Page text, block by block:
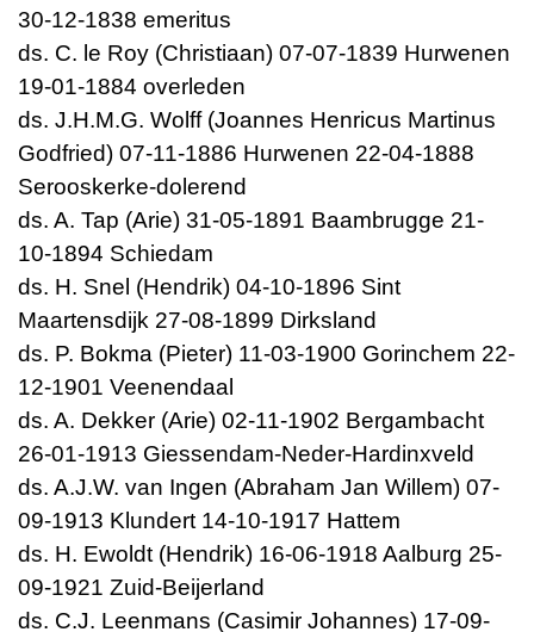
30-12-1838 emeritus
ds. C. le Roy (Christiaan) 07-07-1839 Hurwenen
19-01-1884 overleden
ds. J.H.M.G. Wolff (Joannes Henricus Martinus
Godfried) 07-11-1886 Hurwenen 22-04-1888
Serooskerke-dolerend
ds. A. Tap (Arie) 31-05-1891 Baambrugge 21-
10-1894 Schiedam
ds. H. Snel (Hendrik) 04-10-1896 Sint
Maartensdijk 27-08-1899 Dirksland
ds. P. Bokma (Pieter) 11-03-1900 Gorinchem 22-
12-1901 Veenendaal
ds. A. Dekker (Arie) 02-11-1902 Bergambacht
26-01-1913 Giessendam-Neder-Hardinxveld
ds. A.J.W. van Ingen (Abraham Jan Willem) 07-
09-1913 Klundert 14-10-1917 Hattem
ds. H. Ewoldt (Hendrik) 16-06-1918 Aalburg 25-
09-1921 Zuid-Beijerland
ds. C.J. Leenmans (Casimir Johannes) 17-09-